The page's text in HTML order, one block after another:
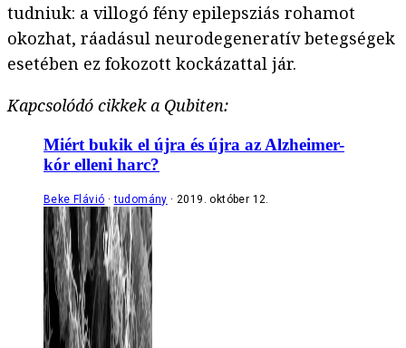
tudniuk: a villogó fény epilepsziás rohamot
okozhat, ráadásul neurodegeneratív betegségek
esetében ez fokozott kockázattal jár.
Kapcsolódó cikkek a Qubiten:
Miért bukik el újra és újra az Alzheimer-
kór elleni harc?
Beke Flávió tudomány 2019. október 12.